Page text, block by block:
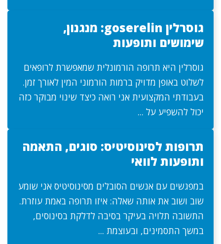
גוסרלין goserelin: מנגנון,
שימושים ותופעות
גוסרלין היא תרופה הורמונלית שמאפשרת לרופאים
לשלוט באופן מדויק ברמות הורמוני המין לאורך זמן.
בעבודתי המקצועית אני רואה כיצד שינוי מבוקר כזה
יכול להשפיע על ...
תרופות לסינוסיטיס: סוגים, התאמה
ותופעות לוואי
במפגשים עם אנשים הסובלים מסינוסיטיס אני שומע
שוב ושוב את אותה שאלה: איזו תרופה באמת עוזרת.
התשובה תלויה בעיקר בסיבה לדלקת בסינוסים,
במשך התסמינים, ובעוצמת ...